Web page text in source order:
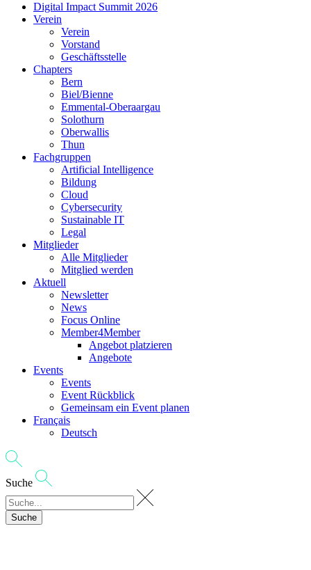
Digital Impact Summit 2026
Verein
Verein
Vorstand
Geschäftsstelle
Chapters
Bern
Biel/Bienne
Emmental-Oberaargau
Solothurn
Oberwallis
Thun
Fachgruppen
Artificial Intelligence
Bildung
Cloud
Cybersecurity
Sustainable IT
Legal
Mitglieder
Alle Mitglieder
Mitglied werden
Aktuell
Newsletter
News
Focus Online
Member4Member
Angebot platzieren
Angebote
Events
Events
Event Rückblick
Gemeinsam ein Event planen
Français
Deutsch
Suche
Suche